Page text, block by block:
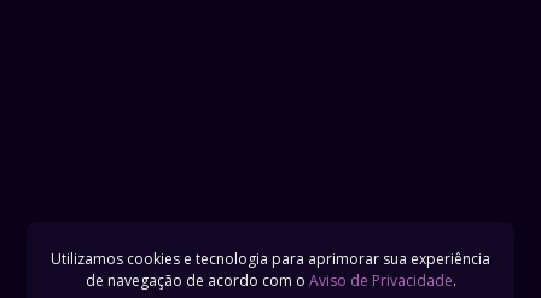
Utilizamos cookies e tecnologia para aprimorar sua experiência
de navegação de acordo com o Aviso de Privacidade.